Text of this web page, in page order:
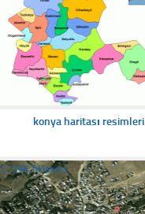
konya haritası resimleri
☐296 Tıklanma